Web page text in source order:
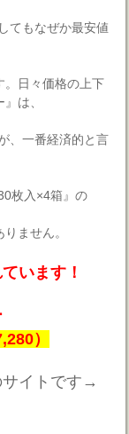
てもなぜか最安値
。日々価格の上下
は、
、一番経済的と言
枚入×4箱』の
ません。
います！
）
サイトです→